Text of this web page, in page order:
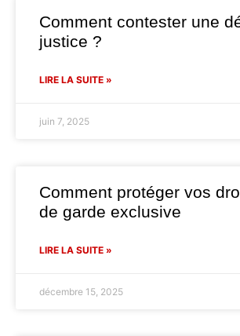
Comment contester une
justice ?
LIRE LA SUITE »
juin 7, 2025
Comment protéger vos
de garde exclusive
LIRE LA SUITE »
décembre 15, 2025